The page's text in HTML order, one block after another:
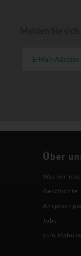
Melden Sie
Über
Was wir
Geschichte
Jobs
zum